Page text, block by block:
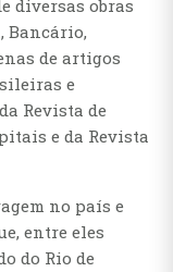
diversas obras
Bancário,
de artigos
e
Revista de
e da Revista
no país e
entre eles
do Rio de